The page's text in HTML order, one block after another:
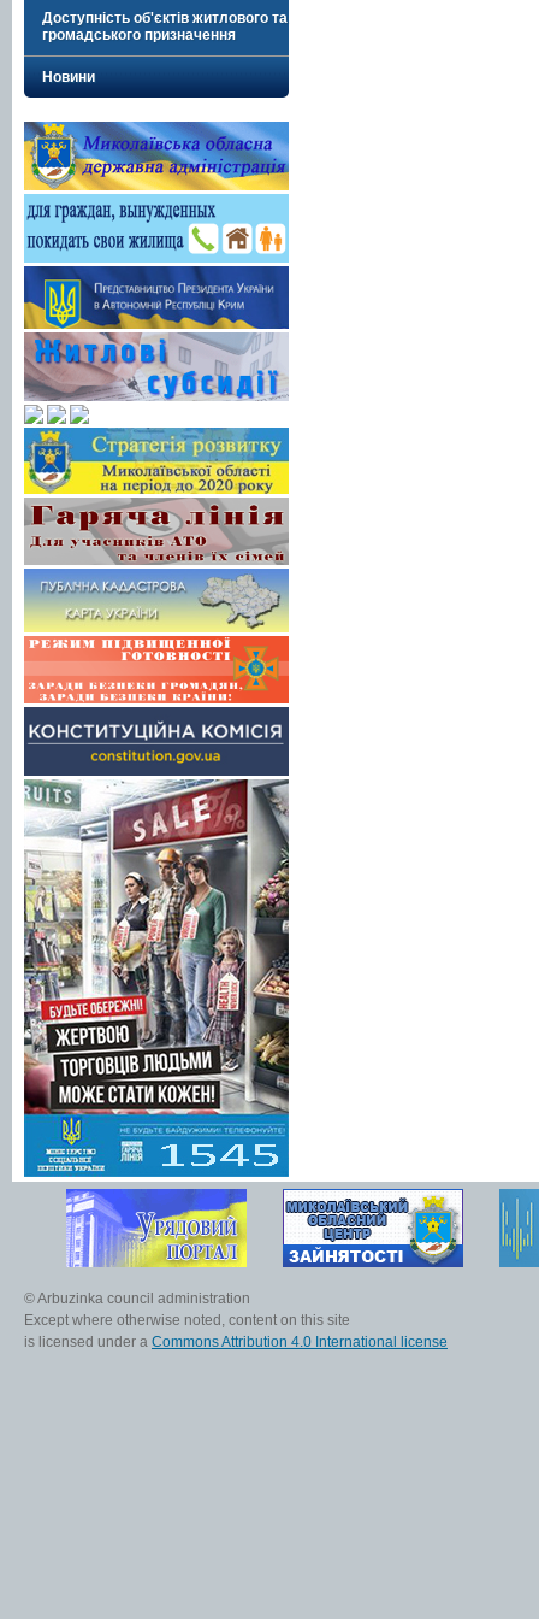
Доступність об'єктів житлового та
громадського призначення
Новини
© Arbuzinka council administration
Except where otherwise noted, content on this site
is licensed under a Commons Attribution 4.0 International license